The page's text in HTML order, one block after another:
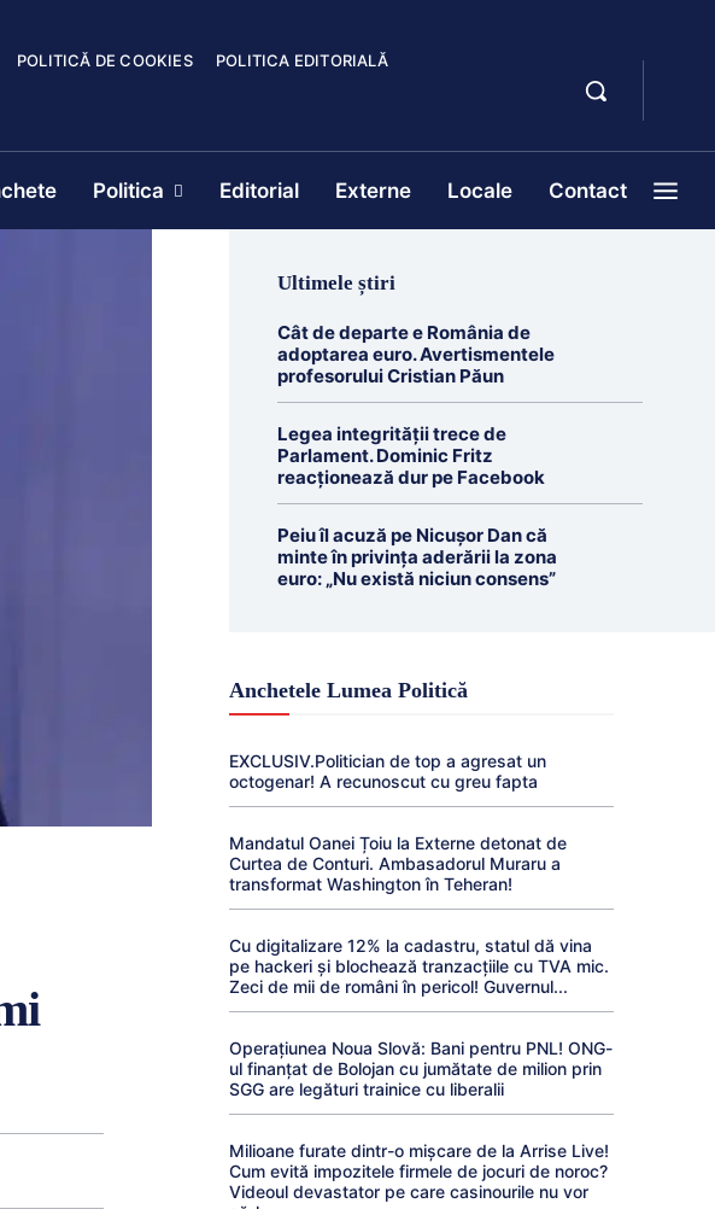
POLITICĂ DE COOKIES POLITICA EDITORIALĂ
Politica Editorial Externe Locale Contact
Ultimele știri
Cât de departe e România de
adoptarea euro. Avertismentele
profesorului Cristian Păun
Legea integrității trece de
Parlament. Dominic Fritz
reacționează dur pe Facebook
Peiu îl acuză pe Nicușor Dan că
minte în privința aderării la zona
euro: „Nu există niciun consens”
Anchetele Lumea Politică
EXCLUSIV.Politician de top a agresat un
octogenar! A recunoscut cu greu fapta
Mandatul Oanei Țoiu la Externe detonat de
Curtea de Conturi. Ambasadorul Muraru a
transformat Washington în Teheran!
Cu digitalizare 12% la cadastru, statul dă vina
pe hackeri și blochează tranzacțiile cu TVA mic.
Zeci de mii de români în pericol! Guvernul...
Operațiunea Noua Slovă: Bani pentru PNL! ONG-
ul finanțat de Bolojan cu jumătate de milion prin
SGG are legături trainice cu liberalii
Milioane furate dintr-o mișcare de la Arrise Live!
Cum evită impozitele firmele de jocuri de noroc?
Videoul devastator pe care casinourile nu vor